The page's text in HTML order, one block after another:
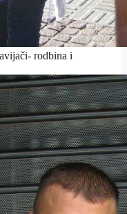
rodbina i